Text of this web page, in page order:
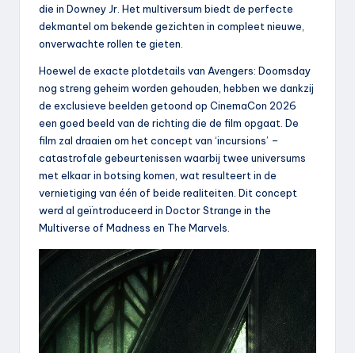
die in Downey Jr. Het multiversum biedt de perfecte
dekmantel om bekende gezichten in compleet nieuwe,
onverwachte rollen te gieten.
Hoewel de exacte plotdetails van Avengers: Doomsday
nog streng geheim worden gehouden, hebben we dankzij
de exclusieve beelden getoond op CinemaCon 2026
een goed beeld van de richting die de film opgaat. De
film zal draaien om het concept van ‘incursions’ –
catastrofale gebeurtenissen waarbij twee universums
met elkaar in botsing komen, wat resulteert in de
vernietiging van één of beide realiteiten. Dit concept
werd al geïntroduceerd in Doctor Strange in the
Multiverse of Madness en The Marvels.